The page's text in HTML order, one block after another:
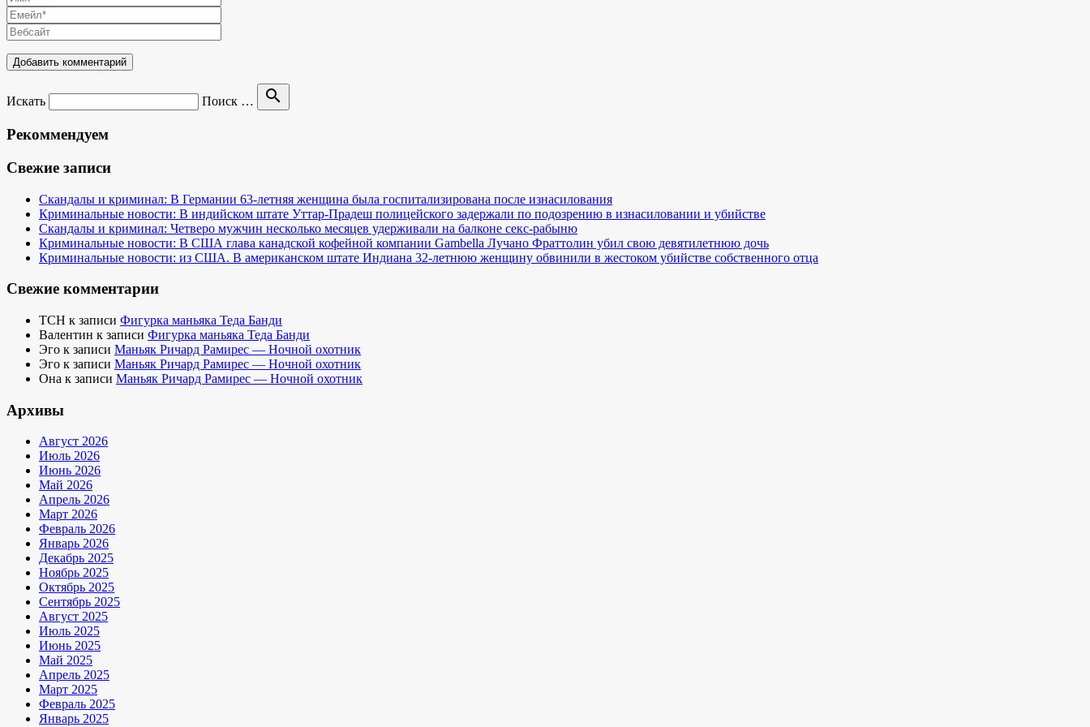
Искать Поиск … search
Рекоммендуем
Свежие записи
Скандалы и криминал: В Германии 63-летняя женщина была госпитализирована после изнасилования
Криминальные новости: В индийском штате Уттар-Прадеш полицейского задержали по подозрению в изнасиловании и убийстве
Скандалы и криминал: Четверо мужчин несколько месяцев удерживали на балконе секс-рабыню
Криминальные новости: В США глава канадской кофейной компании Gambella Лучано Фраттолин убил свою девятилетнюю дочь
Криминальные новости: из США. В американском штате Индиана 32-летнюю женщину обвинили в жестоком убийстве собственного отца
Свежие комментарии
TCH к записи Фигурка маньяка Теда Банди
Валентин к записи Фигурка маньяка Теда Банди
Эго к записи Маньяк Ричард Рамирес — Ночной охотник
Эго к записи Маньяк Ричард Рамирес — Ночной охотник
Она к записи Маньяк Ричард Рамирес — Ночной охотник
Архивы
Август 2026
Июль 2026
Июнь 2026
Май 2026
Апрель 2026
Март 2026
Февраль 2026
Январь 2026
Декабрь 2025
Ноябрь 2025
Октябрь 2025
Сентябрь 2025
Август 2025
Июль 2025
Июнь 2025
Май 2025
Апрель 2025
Март 2025
Февраль 2025
Январь 2025